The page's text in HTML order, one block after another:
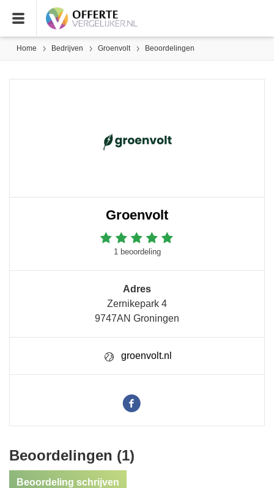
Home Bedrijven Groenvolt Beoordelingen
Groenvolt
1 beoordeling
Adres
Zernikepark 4
9747AN Groningen
groenvolt.nl
Beoordelingen (1)
Beoordeling schrijven